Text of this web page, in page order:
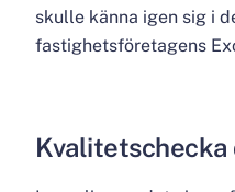
skulle känna igen sig i
fastighetsföretagens
Kvalitetschecka